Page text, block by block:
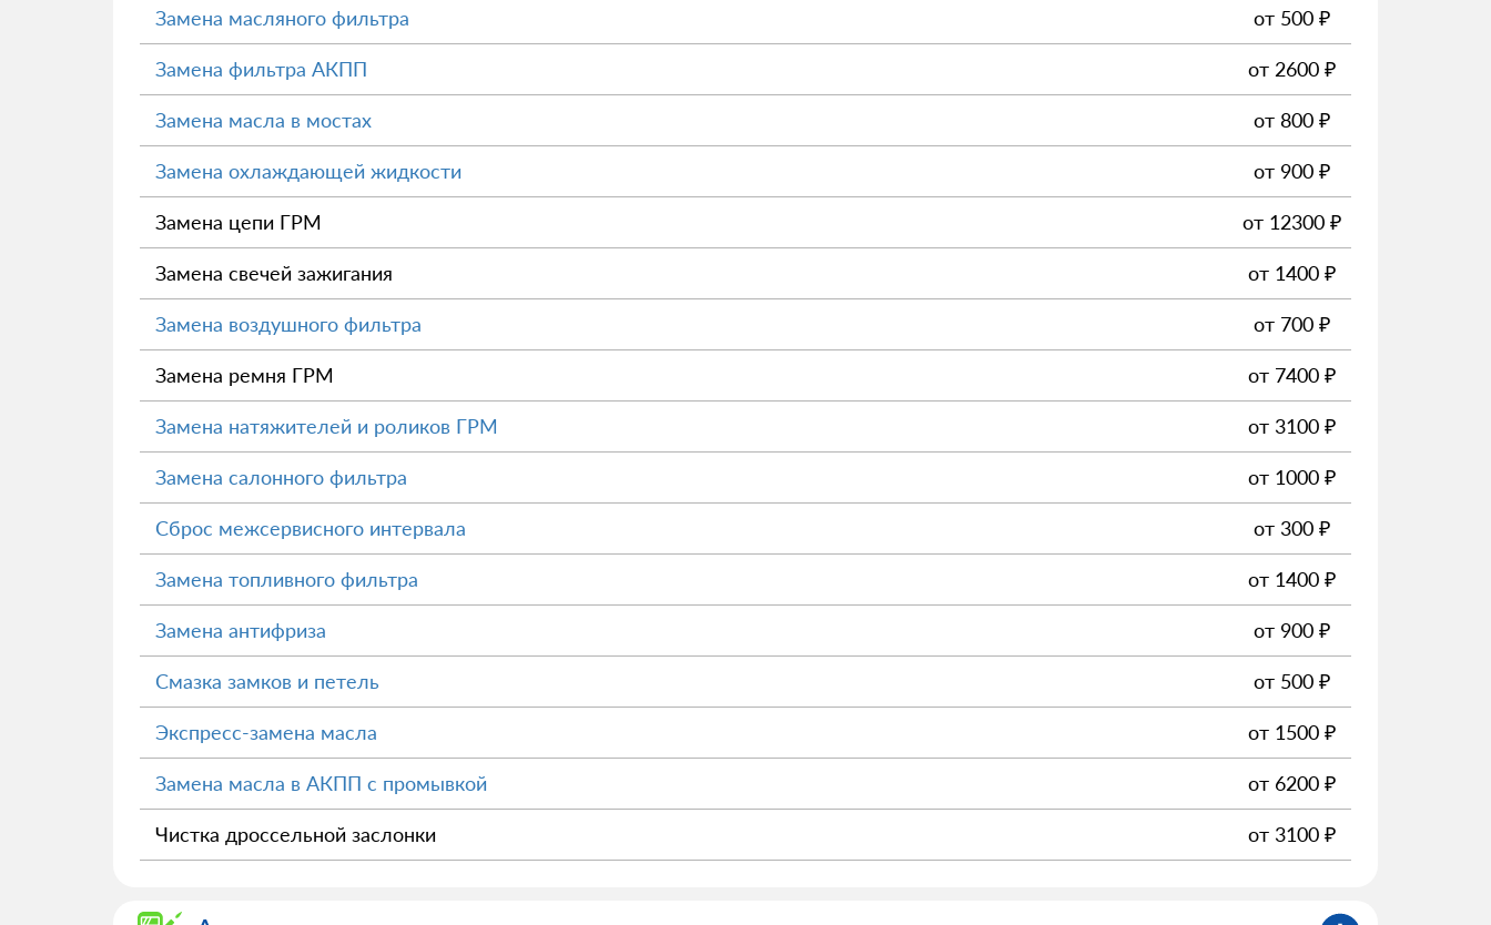
Замена масляного фильтра от 500 ₽
Замена фильтра АКПП от 2600 ₽
Замена масла в мостах от 800 ₽
Замена охлаждающей жидкости от 900 ₽
Замена цепи ГРМ от 12300 ₽
Замена свечей зажигания от 1400 ₽
Замена воздушного фильтра от 700 ₽
Замена ремня ГРМ от 7400 ₽
Замена натяжителей и роликов ГРМ от 3100 ₽
Замена салонного фильтра от 1000 ₽
Сброс межсервисного интервала от 300 ₽
Замена топливного фильтра от 1400 ₽
Замена антифриза от 900 ₽
Смазка замков и петель от 500 ₽
Экспресс-замена масла от 1500 ₽
Замена масла в АКПП с промывкой от 6200 ₽
Чистка дроссельной заслонки от 3100 ₽